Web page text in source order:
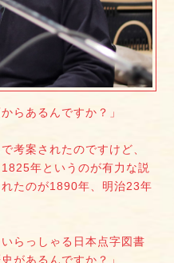
らあるんですか？」
考案されたのですけど、
年というのが有力な説
たのが1890年、明治23年
らっしゃる日本点字図書
があるんですか？」